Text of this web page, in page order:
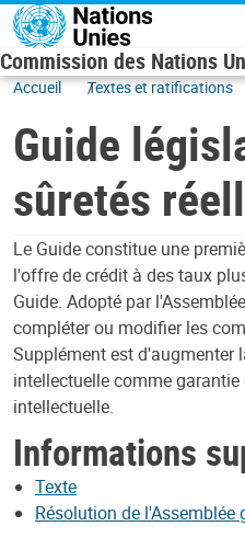
Skip to main content
Commission des Nations
Accueil Textes et ratifications
Guide
sûretés
Le Guide constitue une
l'offre de crédit à des taux
Guide. Adopté par
compléter ou modifier les
Supplément est d'augmenter
intellectuelle comme
intellectuelle.
Informations
Texte
Résolution de l'Assemblée